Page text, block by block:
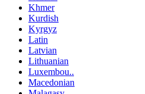
Khmer
Kurdish
Kyrgyz
Latin
Latvian
Lithuanian
Luxembou..
Macedonian